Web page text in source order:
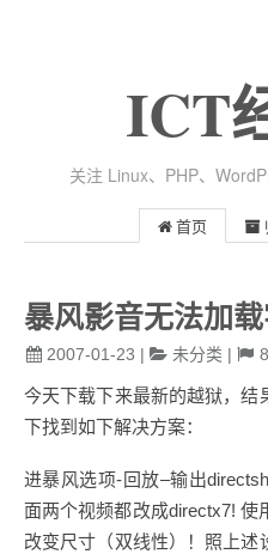
ICT
关注 Linux、PHP、
首页
暴风影音无法加
2007-01-23 | 未分类 | 8
今天下载下来最新的越狱，结
下找到如下解决方案：
进暴风选项-回放–输出
面两个视频都改成directx7!
改变尺寸（双线性）！照上述